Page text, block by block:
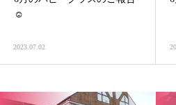
☺️
2023.07.02